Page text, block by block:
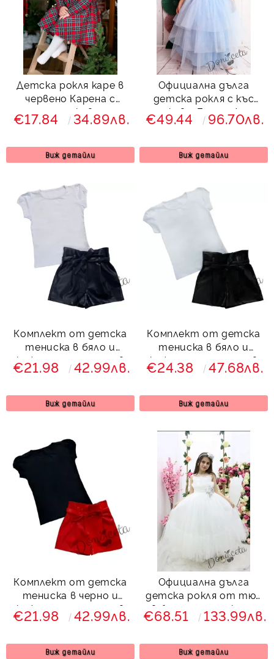
Детска рокля каре в
червено Карена с
дълъг ръкав и с
къдрички
€17.84 34.89лв.
Виж детайли
Официална дълга
детска рокля с къс
ръкав с Елза и Ана
288АЕТД
€49.44 96.70лв.
Виж детайли
Комплект от детска
тениска в бяло и
кожени панталони в
тъмносиньо Хенриета
€21.98 42.99лв.
Виж детайли
Комплект от детска
тениска в бяло и
кожени панталони в
черно
€24.38 47.68лв.
Виж детайли
Комплект от детска
тениска в черно и
кожени панталони в
червено
€21.98 42.99лв.
Виж детайли
Официална дълга
детска рокля от тюл
в бяло с панделка за
коса Тиара
€68.51 133.99лв.
Виж детайли